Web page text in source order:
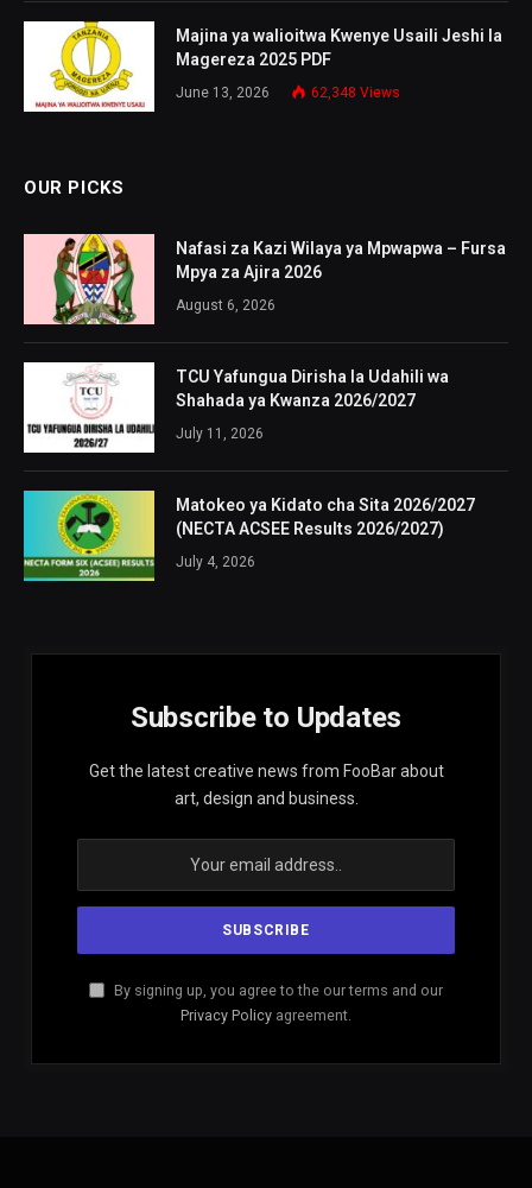
Majina ya walioitwa Kwenye Usaili Jeshi la
Magereza 2025 PDF
June 13, 2026 62,348 Views
OUR PICKS
Nafasi za Kazi Wilaya ya Mpwapwa – Fursa
Mpya za Ajira 2026
August 6, 2026
TCU Yafungua Dirisha la Udahili wa
Shahada ya Kwanza 2026/2027
July 11, 2026
Matokeo ya Kidato cha Sita 2026/2027
(NECTA ACSEE Results 2026/2027)
July 4, 2026
Subscribe to Updates
Get the latest creative news from FooBar about
art, design and business.
By signing up, you agree to the our terms and our
Privacy Policy agreement.